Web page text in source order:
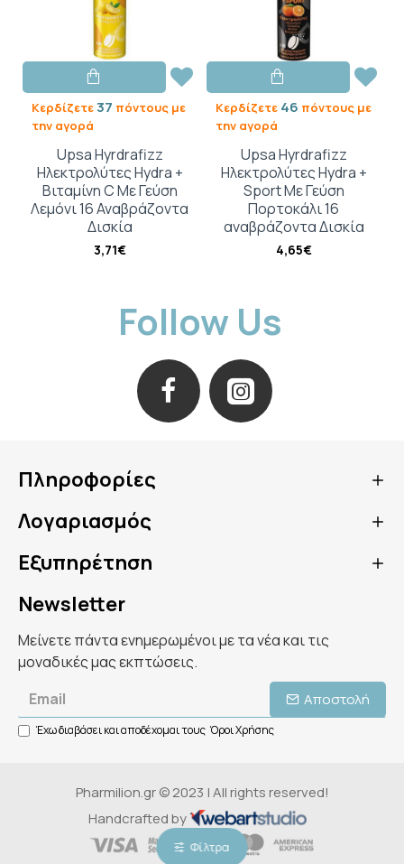
Κερδίζετε37 πόντους με
την αγορά
Upsa Hyrdrafizz
Ηλεκτρολύτες Hydra +
Βιταμίνη C Με Γεύση
Λεμόνι 16 Αναβράζοντα
Δισκία
3,71€
Κερδίζετε 46 πόντους με
την αγορά
Upsa Hyrdrafizz
Ηλεκτρολύτες Hydra +
Sport Με Γεύση
Πορτοκάλι 16
αναβράζοντα Δισκία
4,65€
Follow Us
Πληροφορίες
Λογαριασμός
Εξυπηρέτηση
Newsletter
Μείνετε πάντα ενημερωμένοι με τα νέα και τις
μοναδικές μας εκπτώσεις.
Αποστολή
Έχω διαβάσει και αποδέχομαι τους Όροι Χρήσης
Pharmilion.gr © 2023 | All rights reserved!
Handcrafted by
Φίλτρα